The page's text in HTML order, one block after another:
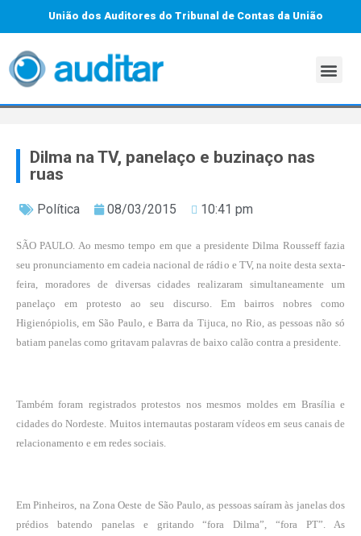
União dos Auditores do Tribunal de Contas da União
Dilma na TV, panelaço e buzinaço nas
ruas
Política 08/03/2015 10:41 pm
SÃO PAULO. Ao mesmo tempo em que a presidente Dilma Rousseff fazia
seu pronunciamento em cadeia nacional de rádio e TV, na noite desta sexta-
feira, moradores de diversas cidades realizaram simultaneamente um
panelaço em protesto ao seu discurso. Em bairros nobres como
Higienópiolis, em São Paulo, e Barra da Tijuca, no Rio, as pessoas não só
batiam panelas como gritavam palavras de baixo calão contra a presidente.
Também foram registrados protestos nos mesmos moldes em Brasília e
cidades do Nordeste. Muitos internautas postaram vídeos em seus canais de
relacionamento e em redes sociais.
Em Pinheiros, na Zona Oeste de São Paulo, as pessoas saíram às janelas dos
prédios batendo panelas e gritando “fora Dilma”, “fora PT”. As